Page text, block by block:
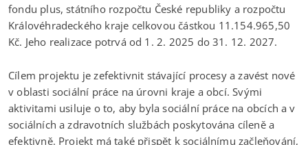
fondu plus, státního rozpočtu České republiky a rozpočtu
Královéhradeckého kraje celkovou částkou 11.154.965,50
Kč. Jeho realizace potrvá od 1. 2. 2025 do 31. 12. 2027.
Cílem projektu je zefektivnit stávající procesy a zavést nové
v oblasti sociální práce na úrovni kraje a obcí. Svými
aktivitami usiluje o to, aby byla sociální práce na obcích a v
sociálních a zdravotních službách poskytována cíleně a
efektivně. Projekt má také přispět k sociálnímu začleňování,